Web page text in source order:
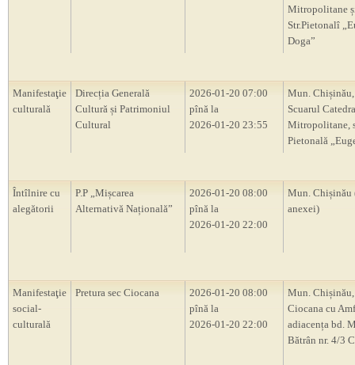
Mitropolitane
Str.Pietonalî
Doga”
Manifestaţie
culturală
Direcția Generală
Cultură și Patrimoniul
Cultural
2026-01-20 07:00
pînă la
2026-01-20 23:55
Mun.
Scuarul
Mitropolitane,
Pietonală
Întîlnire cu
alegătorii
P.P „Mișcarea
Alternativă Națională”
2026-01-20 08:00
pînă la
2026-01-20 22:00
Mun. Chișinău
anexei)
Manifestaţie
social-
culturală
Pretura sec Ciocana
2026-01-20 08:00
pînă la
2026-01-20 22:00
Mun.
Ciocana cu
adiacența bd.
Bătrân nr. 4/3